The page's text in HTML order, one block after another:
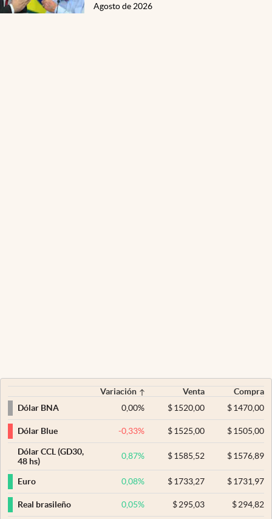
Agosto de 2026
Variación Venta
Compra
Dólar BNA
0,00% $ 1520,00 $1470,00
Dólar Blue -0,33% $ 1525,00 $1505,00
Dólar CCL (GD30,
48 hs)
0,87% $ 1585,52 $1576,89
Euro 0,08% $ 1733,27 $1731,97
Real brasileño 0,05% $ 295,03 $294,82